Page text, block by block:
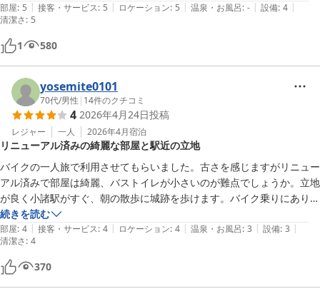
ただ、お風呂のシャワーヘッドの穴が詰まり気味でお湯がちゃんと出な
いのだけがマイナス点ですね。シャワーヘッド交換して欲しいです。
部屋: 5 | 接客・サービス: 5 | ロケーション: 5 | 温泉・お風呂: - | 設備: 4 |
清潔さ: 5
1 580
yosemite0101
70代/男性 | 14件のクチコミ
4 2026年4月24日投稿
レジャー 一人 2026年4月宿泊
リニューアル済みの綺麗な部屋と駅近の立地
バイクの一人旅で利用させてもらいました。古さを感じますがリニュー
アル済みで部屋は綺麗、バストイレが小さいのが難点でしょうか。立地
が良く小諸駅がすぐ、朝の散歩に城跡を歩けます。バイク乗りにありが
たいのは雨予報に地下駐車場を利用させてもらったことです。大変あり
続きを読む
部屋: 4 | 接客・サービス: 4 | ロケーション: 4 | 温泉・お風呂: 3 | 設備: 3 |
清潔さ: 4
370